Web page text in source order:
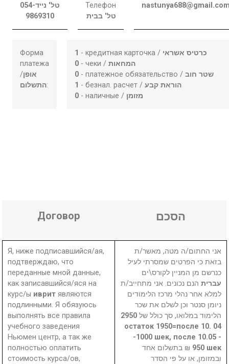
טל' נייד054-
9869310
Телефон
טל' בבית
Форма
платежа
/אופן
התשלום:
1 - кредитная карточка / כרטיס אשראי
0 - чеки /המחאות
0 - платежное обязательство /שטר חוב
1 - безнал. расчет /הוראת קבע
0 - наличные / מזומן
Договор הסכם
Я, ниже подписавшийся/ая,
подтверждаю, что
переданные мной данные,
как записавшийся/яся на
курс/ы ивритявляются
подлинными. Я обязуюсь
выполнять все правила
учебного заведения
Ньюмен центр, а так же
полностью оплатить
стоимость курса/ов,
אני החתום/ה מטה, מאשר/ת
בזאת כי הפרטים שמסרתי לעיל
כנרשם מן המניין לקורס\ים
עברית הנם נכונים. אני מתחייב/ת
למלא אחר נהלי מרכז הלימודים
ניומן סנטר וכן לשלם את שכר
הלימוד במלואו, סך כולל של 2950
остаток 1950=после 10. 04
-1000 шек, после 10.05 -
950 шек ₪ בתשלום אחד
ובמזומן, או על פי הסדר